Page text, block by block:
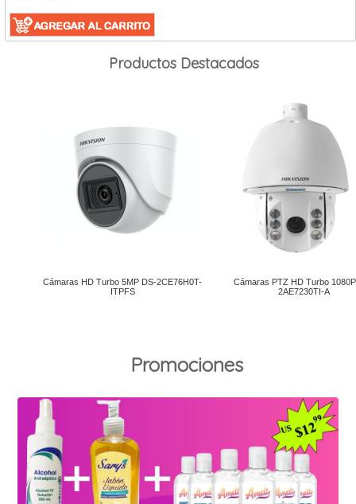
Productos Destacados
Promociones